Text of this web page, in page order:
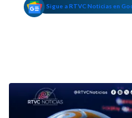
Sigue a RTVC Noticias en